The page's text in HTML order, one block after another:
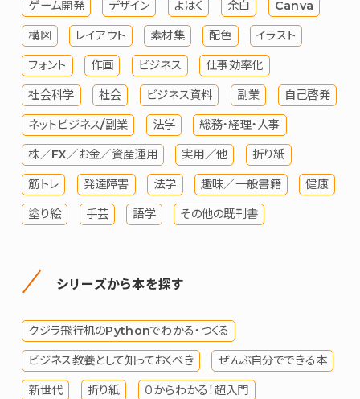
ゲーム開発 デザイン よはく 余白 Canva
構図 レイアウト 素材集 配色 イラスト
フォント 作画 ビジネス 仕事効率化
社会科学 社会 ビジネス資料 副業 自己啓発
ネットビジネス/副業 法学 総務・経理・人事
株／FX／お金／資産運用 実用／他 折り紙
筋トレ 発達障害 法学 趣味／一般書籍 健康
塗り絵 手芸 語学 その他の既刊書
シリーズから本を探す
クジラ飛行机のPythonでわかる・つくる
ビジネス教養として知っておくべき ぜんぶ自分でできる本
新世代 折り紙 ０からわかる！超入門